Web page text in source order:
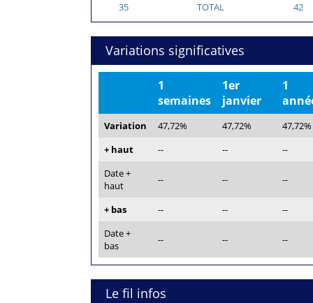
35
TOTAL 42
Variations significatives
1
semaines
1er
janvier
1
Variation 47,72% 47,72%
47,72%
+ haut
-- --
--
Date +
haut
-- -- --
+ bas -- --
--
Date +
bas
-- -- --
Le fil infos